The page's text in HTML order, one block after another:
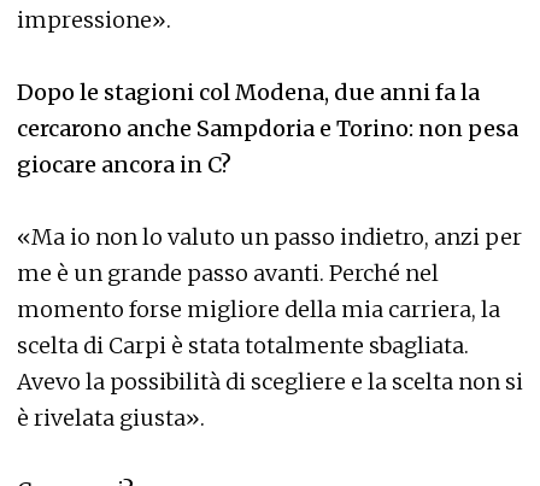
impressione».
Dopo le stagioni col Modena, due anni fa la
cercarono anche Sampdoria e Torino: non pesa
giocare ancora in C?
«Ma io non lo valuto un passo indietro, anzi per
me è un grande passo avanti. Perché nel
momento forse migliore della mia carriera, la
scelta di Carpi è stata totalmente sbagliata.
Avevo la possibilità di scegliere e la scelta non si
è rivelata giusta».